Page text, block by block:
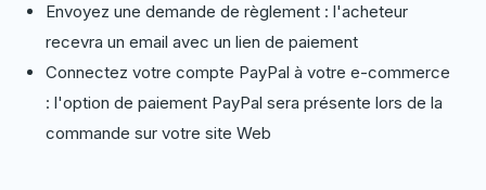
Envoyez une demande de règlement : l'acheteur
recevra un email avec un lien de paiement
Connectez votre compte PayPal à votre e-commerce
: l'option de paiement PayPal sera présente lors de la
commande sur votre site Web